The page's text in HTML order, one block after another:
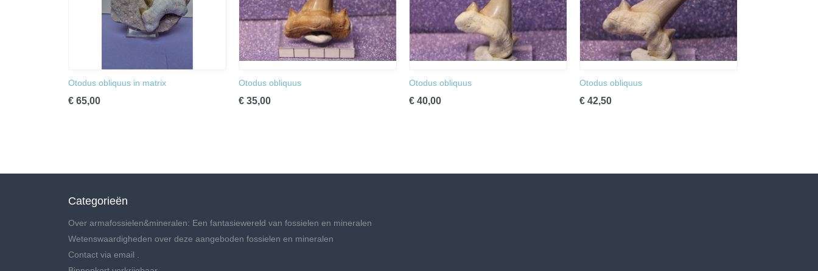
Otodus obliquus in matrix
€ 65,00
Otodus obliquus
€ 35,00
Otodus obliquus
€ 40,00
Otodus obliquus
€ 42,50
Categorieën
Over armafossielen&mineralen: Een fantasiewereld van fossielen en mineralen
Wetenswaardigheden over deze aangeboden fossielen en mineralen
Contact via email .